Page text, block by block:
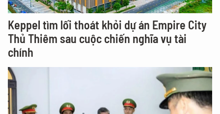
Keppel tìm lối thoát khỏi dự án Empire City
Thủ Thiêm sau cuộc chiến nghĩa vụ tài
chính